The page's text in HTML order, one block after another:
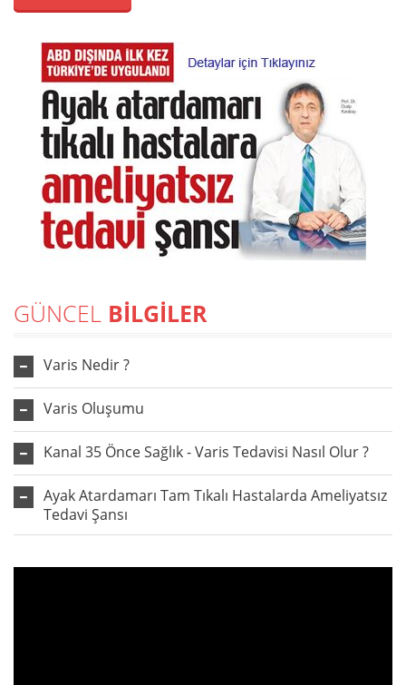
GÜNCEL BİLGİLER
Varis Nedir ?
Varis Oluşumu
Kanal 35 Önce Sağlık - Varis Tedavisi Nasıl Olur ?
Ayak Atardamarı Tam Tıkalı Hastalarda Ameliyatsız
Tedavi Şansı